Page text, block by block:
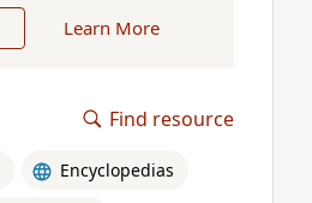
Learn More
Find resource
Encyclopedias